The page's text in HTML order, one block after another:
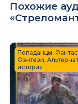
Похожие
Попаданцы,
Фэнтези,
история